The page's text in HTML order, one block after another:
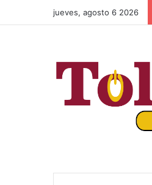
jueves, agosto 6 2026